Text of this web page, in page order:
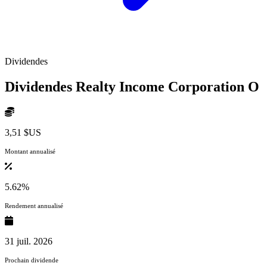
Dividendes
Dividendes Realty Income Corporation O
3,51 $US
Montant annualisé
5.62%
Rendement annualisé
31 juil. 2026
Prochain dividende